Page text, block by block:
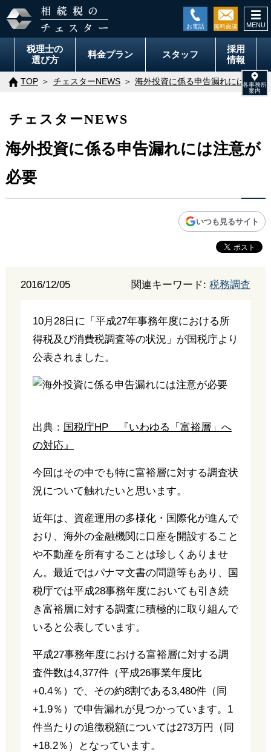
税理士の
選び方
料金プラン スタッフ
採用
情報
TOP チェスターNEWS 海外投資に係る申告漏れには注意
チェスターNEWS
海外投資に係る申告漏れには注意が
必要
いつも見るサイト
2016/12/05 関連キーワード:税務調査
10月28日に「平成27年事務年度における所
得税及び消費税調査等の状況」が国税庁より
公表されました。
出典： 国税庁HP 『いわゆる「富裕層」へ
の対応』
今回はその中でも特に富裕層に対する調査状
況について触れたいと思います。
近年は、資産運用の多様化・国際化が進んで
おり、海外の金融機関に口座を開設すること
や不動産を所有することは珍しくありませ
ん。最近ではパナマ文書の問題等もあり、国
税庁では平成28事務年度においても引き続
き富裕層に対する調査に積極的に取り組んで
いると公表しています。
平成27事務年度における富裕層に対する調
査件数は4,377件（平成26事業年度比
+0.4％）で、その約8割である3,480件（同
+1.9％）で申告漏れが見つかっています。1
件当たりの追徴税額については273万円（同
+18.2％）となっています。